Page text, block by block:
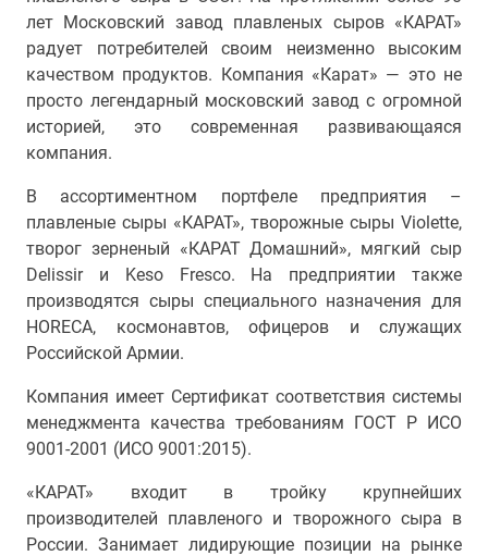
лет Московский завод плавленых сыров «КАРАТ»
радует потребителей своим неизменно высоким
качеством продуктов. Компания «Карат» — это не
просто легендарный московский завод с огромной
историей, это современная развивающаяся
компания.
В ассортиментном портфеле предприятия –
плавленые сыры «КАРАТ», творожные сыры Violette,
творог зерненый «КАРАТ Домашний», мягкий сыр
Delissir и Keso Fresco. На предприятии также
производятся сыры специального назначения для
HORECA, космонавтов, офицеров и служащих
Российской Армии.
Компания имеет Сертификат соответствия системы
менеджмента качества требованиям ГОСТ Р ИСО
9001-2001 (ИСО 9001:2015).
«КАРАТ» входит в тройку крупнейших
производителей плавленого и творожного сыра в
России. Занимает лидирующие позиции на рынке